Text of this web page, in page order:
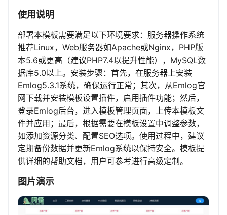
使用说明
部署本模板需要满足以下环境要求：服务器操作系统
推荐Linux，Web服务器如Apache或Nginx，PHP版
本5.6或更高（建议PHP7.4以提升性能），MySQL数
据库5.0以上。安装步骤：首先，在服务器上安装
Emlog5.3.1系统，确保运行正常；其次，从Emlog官
网下载并安装模板设置插件，启用插件功能；然后，
登录Emlog后台，进入模板管理页面，上传本模板文
件并应用；最后，根据需要在模板设置中调整参数，
如添加资源分类、配置SEO选项。使用过程中，建议
定期备份数据并更新Emlog系统以保持安全。模板提
供详细的帮助文档，用户可参考进行高级定制。
图片演示